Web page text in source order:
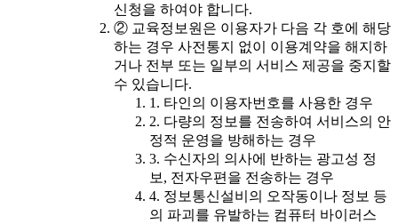
신청을 하여야 합니다.
② 교육정보원은 이용자가 다음 각 호에 해당
하는 경우 사전통지 없이 이용계약을 해지하
거나 전부 또는 일부의 서비스 제공을 중지할
수 있습니다.
1. 타인의 이용자번호를 사용한 경우
2. 다량의 정보를 전송하여 서비스의 안
정적 운영을 방해하는 경우
3. 수신자의 의사에 반하는 광고성 정
보, 전자우편을 전송하는 경우
4. 정보통신설비의 오작동이나 정보 등
의 파괴를 유발하는 컴퓨터 바이러스